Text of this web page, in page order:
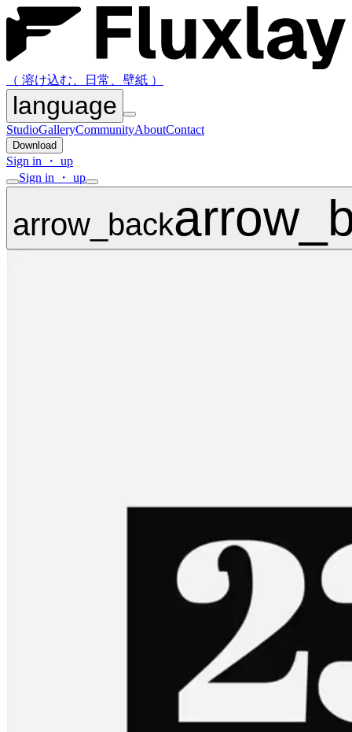
（ 溶け込む、日常、壁紙 ）
language
StudioGalleryCommunityAboutContact
Download
Sign in ・ up
Sign in ・ up
arrow_back